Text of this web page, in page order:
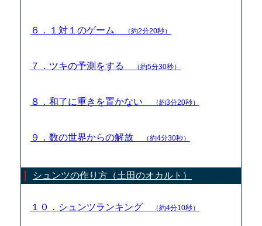
６．１対１のゲーム （約2分20秒）
７．ツキの予測をする （約5分30秒）
８．和了に重きを置かない （約3分20秒）
９．数の世界からの解放 （約4分30秒）
シュンツの作り方（土田のオカルト）
１０．シュンツランキング （約4分10秒）